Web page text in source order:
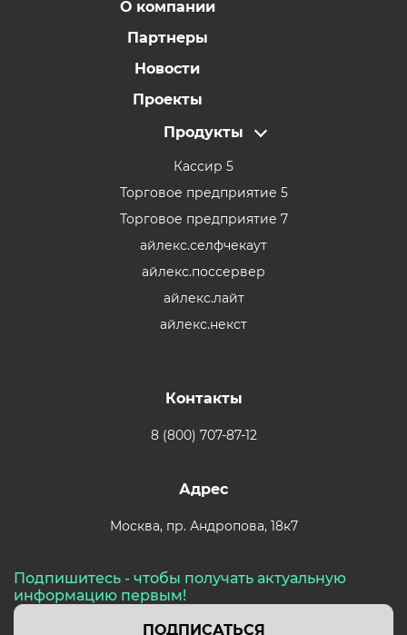
О компании
Партнеры
Новости
Проекты
Продукты
Кассир 5
Торговое предприятие 5
Торговое предприятие 7
айлекс.селфчекаут
айлекс.поссервер
айлекс.лайт
айлекс.некст
Контакты
8 (800) 707-87-12
Адрес
Москва,пр. Андропова, 18к7
Подпишитесь - чтобы получать актуальную
информацию первым!
ПОДПИСАТЬСЯ